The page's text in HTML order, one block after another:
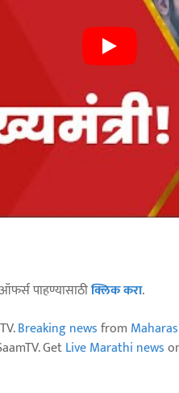
पाहण्यासाठीक्लिक करा.
Breaking newsfrom
GetLive Marathi news